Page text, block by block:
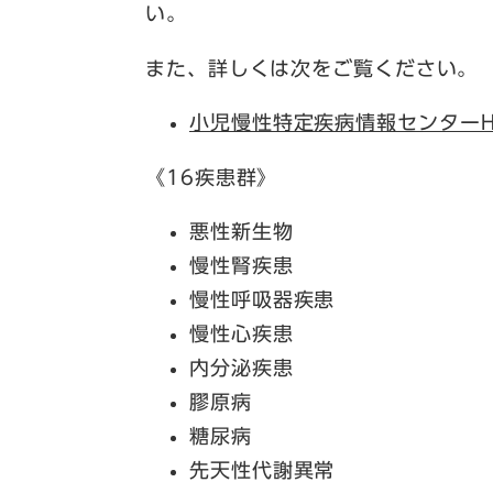
い。
また、詳しくは次をご覧ください。
小児慢性特定疾病情報センター
《16疾患群》
悪性新生物
慢性腎疾患
慢性呼吸器疾患
慢性心疾患
内分泌疾患
膠原病
糖尿病
先天性代謝異常